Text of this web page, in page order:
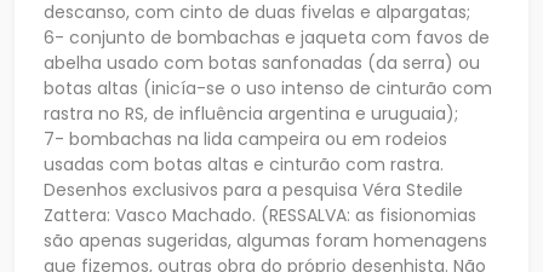
descanso, com cinto de duas fivelas e alpargatas;
6- conjunto de bombachas e jaqueta com favos de
abelha usado com botas sanfonadas (da serra) ou
botas altas (inicía-se o uso intenso de cinturão com
rastra no RS, de influência argentina e uruguaia);
7- bombachas na lida campeira ou em rodeios
usadas com botas altas e cinturão com rastra.
Desenhos exclusivos para a pesquisa Véra Stedile
Zattera: Vasco Machado. (RESSALVA: as fisionomias
são apenas sugeridas, algumas foram homenagens
que fizemos, outras obra do próprio desenhista. Não